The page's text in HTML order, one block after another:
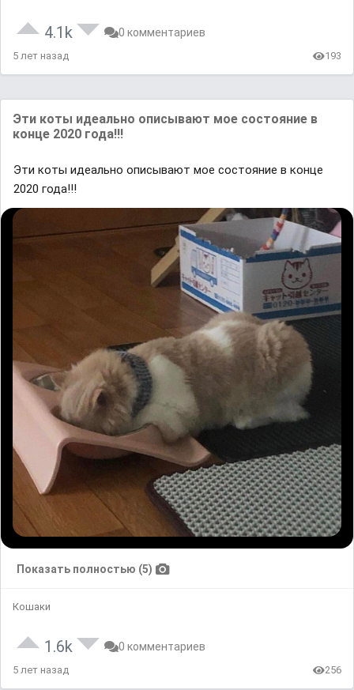
4.1k 0 комментариев
5 лет назад 193
Эти коты идеально описывают мое состояние в
конце 2020 года!!!
Эти коты идеально описывают мое состояние в конце
2020 года!!!
Показать полностью (5)
Кошаки
1.6k 0 комментариев
5 лет назад 256